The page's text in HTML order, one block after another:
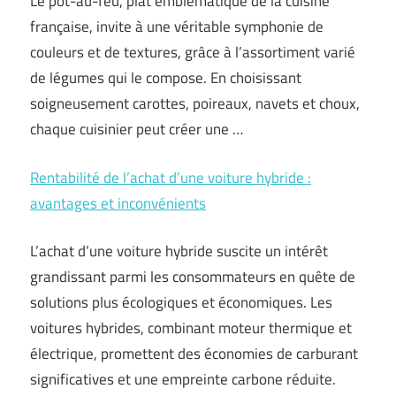
française, invite à une véritable symphonie de
couleurs et de textures, grâce à l’assortiment varié
de légumes qui le compose. En choisissant
soigneusement carottes, poireaux, navets et choux,
chaque cuisinier peut créer une …
Rentabilité de l’achat d’une voiture hybride :
avantages et inconvénients
L’achat d’une voiture hybride suscite un intérêt
grandissant parmi les consommateurs en quête de
solutions plus écologiques et économiques. Les
voitures hybrides, combinant moteur thermique et
électrique, promettent des économies de carburant
significatives et une empreinte carbone réduite.